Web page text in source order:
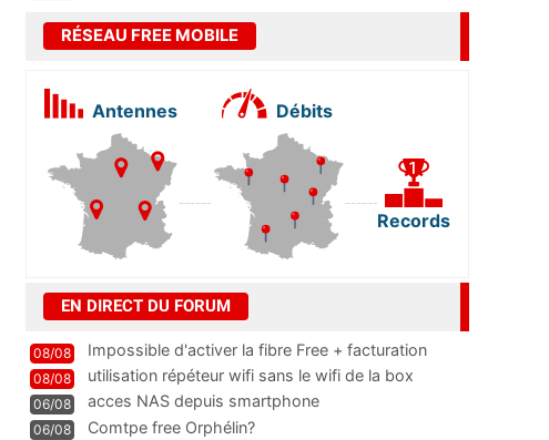
RÉSEAU FREE MOBILE
Antennes Débits
Records
EN DIRECT DU FORUM
08/08
Impossible d'activer la fibre Free + facturation
résiliation
08/08 utilisation répéteur wifi sans le wifi de la box
06/08 acces NAS depuis smartphone
06/08 Comtpe free Orphélin?